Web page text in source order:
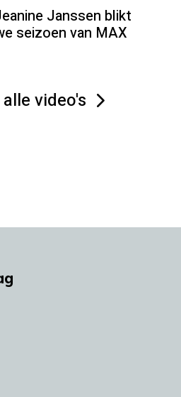
Janssen blikt
seizoen van MAX
video's